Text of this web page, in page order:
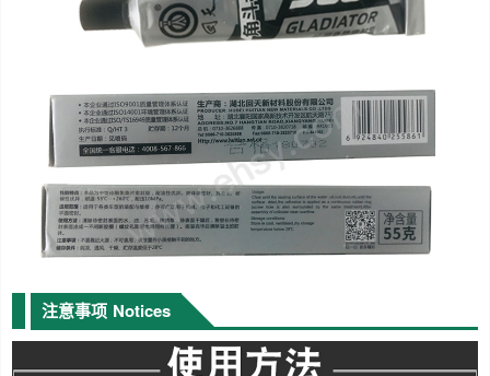
注意事项 Notices